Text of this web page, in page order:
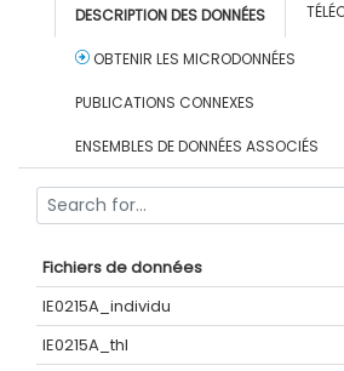
DESCRIPTION DES DONNÉES
OBTENIR LES MICRODONNÉES
PUBLICATIONS CONNEXES
ENSEMBLES DE DONNÉES ASSOCIÉS
Fichiers de données
IE0215A_individu
IE0215A_thl